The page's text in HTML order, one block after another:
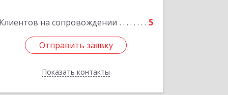
Клиентов на сопровождении 5
Отправить заявку
Показать контакты
Подробнее
Отправить заявку
Назад